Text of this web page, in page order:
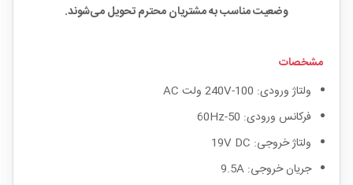
وضعیت مناسب به مشتریان محترم تحویل می‌شوند.
مشخصات
ولتاژ ورودی: 100-240V ولت AC
فرکانس ورودی: 50-60Hz
ولتاژ خروجی: 19V DC
جریان خروجی: 9.5A